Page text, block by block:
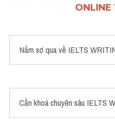
ONLINE
Nắm sơ qua về IELTS
Cần khoá chuyên sâu IELTS